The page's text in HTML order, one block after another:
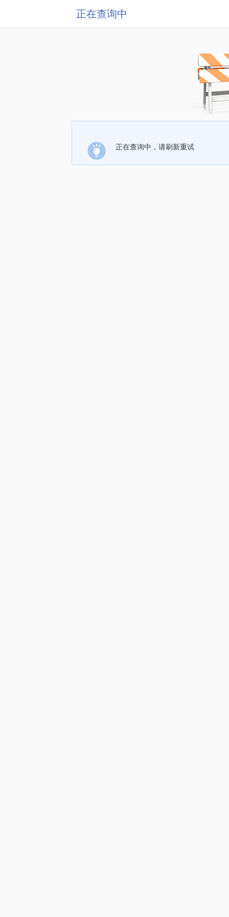
正在查询中
正在查询中，请刷新重试